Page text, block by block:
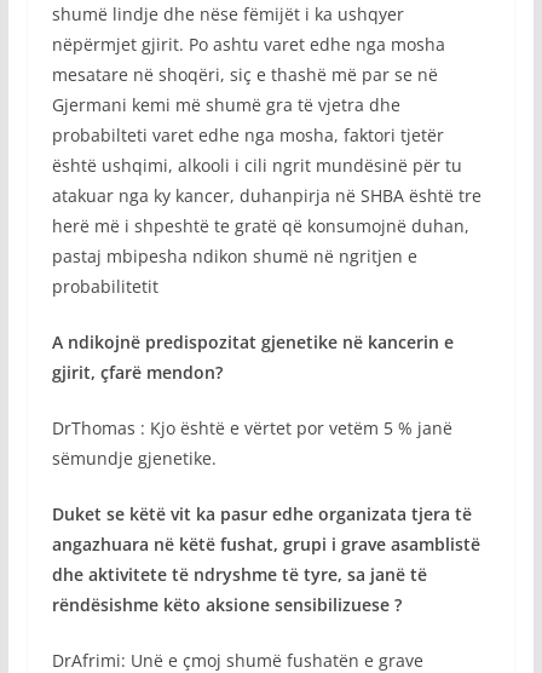
shumë lindje dhe nëse fëmijët i ka ushqyer
nëpërmjet gjirit. Po ashtu varet edhe nga mosha
mesatare në shoqëri, siç e thashë më par se në
Gjermani kemi më shumë gra të vjetra dhe
probabilteti varet edhe nga mosha, faktori tjetër
është ushqimi, alkooli i cili ngrit mundësinë për tu
atakuar nga ky kancer, duhanpirja në SHBA është tre
herë më i shpeshtë te gratë që konsumojnë duhan,
pastaj mbipesha ndikon shumë në ngritjen e
probabilitetit
A ndikojnë predispozitat gjenetike në kancerin e
gjirit, çfarë mendon?
DrThomas : Kjo është e vërtet por vetëm 5 % janë
sëmundje gjenetike.
Duket se këtë vit ka pasur edhe organizata tjera të
angazhuara në këtë fushat, grupi i grave asamblistë
dhe aktivitete të ndryshme të tyre, sa janë të
rëndësishme këto aksione sensibilizuese ?
DrAfrimi: Unë e çmoj shumë fushatën e grave